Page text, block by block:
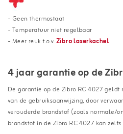
- Geen thermostaat
- Temperatuur niet regelbaar
- Meer reuk t.o.v.Zibro laserkachel
4 jaar garantie op de
De garantie op de Zibro RC 4027
van de gebruiksaanwijzing, door
verouderde brandstof (zoals normale/
brandstof in de Zibro RC 4027 kan